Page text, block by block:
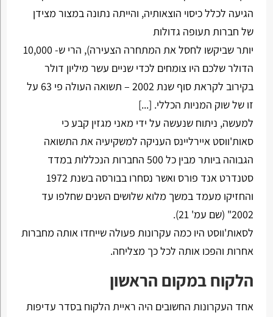
הגיעה לכלל כיסוי הוצאותיה, והייתה נתונה במצור מצידן
של חברות תעופה גדולות
יותר שביקשו לחסל את המתחרה הצעירה), הרי ש- 10,000
הדולר שלכם היו צומחים לכדי שניים עשר מיליון דולר
בקירוב לקראת סוף שנת 2002 – תשואה העולה פי 63 על
זו של שוק המניות הכללי. [...]
למעשה, ניתוח שנעשה על ידי מאני מגזין קבע כי
סאות'ווסט איירליינס העניקה למשקיעיה את התשואה
הגבוהה ביותר מבין כל 500 החברות הנכללות במדד
סטנדרט אנד פורס ואשר נסחרו בבורסה בשנת 1972
והחזיקו מעמד במשך מלוא שלושים השנים שחלפו עד
2002" (שם עמ' 21).
לסאות'ווסט היו כמה עקרונות פעולה שייחדו אותה מחברות
אחרות והפכו אותה לכל כך מצליחה.
הלקוח במקום הראשון
אחד העקרונות החשובים היה ראיית הלקוח בסדר עדיפות